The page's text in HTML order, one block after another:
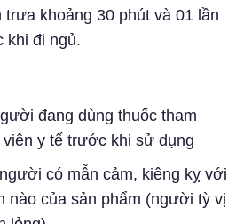
trưa khoảng 30 phút và 01 lần
khi đi ngủ.
đang dùng thuốc tham
viên y tế trước khi sử dụng
có mẫn cảm, kiêng kỵ với
nào của sản phẩm (người tỳ vị